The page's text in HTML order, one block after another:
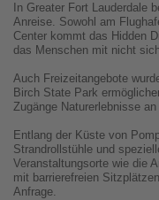
In Greater Fort Lauderdale
Anreise. Sowohl am
Center kommt das Hidden
das Menschen mit nicht
Auch Freizeitangebote
Birch State Park
Zugänge Naturerlebnisse
Entlang der Küste von
Strandrollstühle und
Veranstaltungsorte wie die
mit barrierefreien
Anfrage.